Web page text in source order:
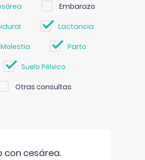
Embarazo
Lactancia
Molestia Parto
Suelo Pélvico
Otras consultas
con cesárea.